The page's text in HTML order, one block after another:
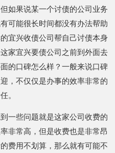
如果说某一个讨债的公司业务
可能很长时间都没有办法帮助
宜兴收债公司帮自己讨债本身
家宜兴要债公司之前到外面去
的口碑怎么样？一般来说口碑
，不仅仅是办事的效率非常的
。
一些问题就是这家公司收费的
非常高，但是收费也是非常昂
费用不划算，那么就有可能不